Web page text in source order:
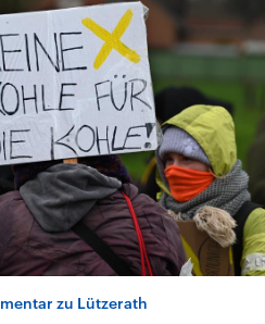
zu Lützerath